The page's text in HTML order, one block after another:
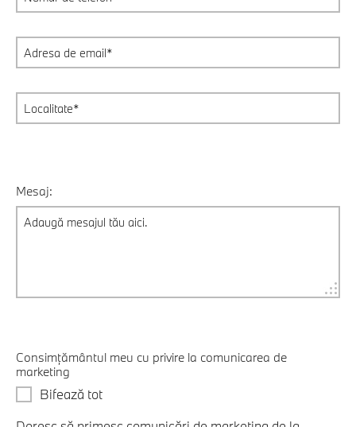
Mesaj:
Consimțământul meu cu privire la comunicarea de
marketing
Bifează tot